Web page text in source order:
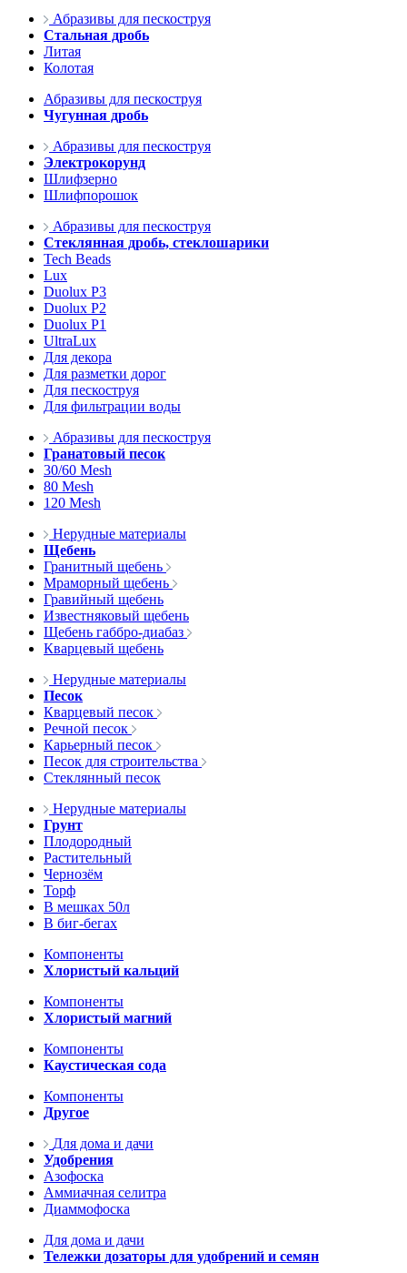
Абразивы для пескоструя
Стальная дробь
Литая
Колотая
Абразивы для пескоструя
Чугунная дробь
Абразивы для пескоструя
Электрокорунд
Шлифзерно
Шлифпорошок
Абразивы для пескоструя
Стеклянная дробь, стеклошарики
Tech Beads
Lux
Duolux P3
Duolux P2
Duolux P1
UltraLux
Для декора
Для разметки дорог
Для пескоструя
Для фильтрации воды
Абразивы для пескоструя
Гранатовый песок
30/60 Mesh
80 Mesh
120 Mesh
Нерудные материалы
Щебень
Гранитный щебень
Мраморный щебень
Гравийный щебень
Известняковый щебень
Щебень габбро-диабаз
Кварцевый щебень
Нерудные материалы
Песок
Кварцевый песок
Речной песок
Карьерный песок
Песок для строительства
Стеклянный песок
Нерудные материалы
Грунт
Плодородный
Растительный
Чернозём
Торф
В мешках 50л
В биг-бегах
Компоненты
Хлористый кальций
Компоненты
Хлористый магний
Компоненты
Каустическая сода
Компоненты
Другое
Для дома и дачи
Удобрения
Азофоска
Аммиачная селитра
Диаммофоска
Для дома и дачи
Тележки дозаторы для удобрений и семян